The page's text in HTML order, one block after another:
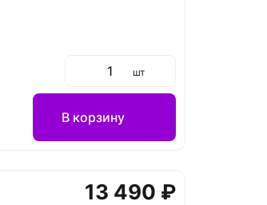
шт
В корзину
13 490 ₽